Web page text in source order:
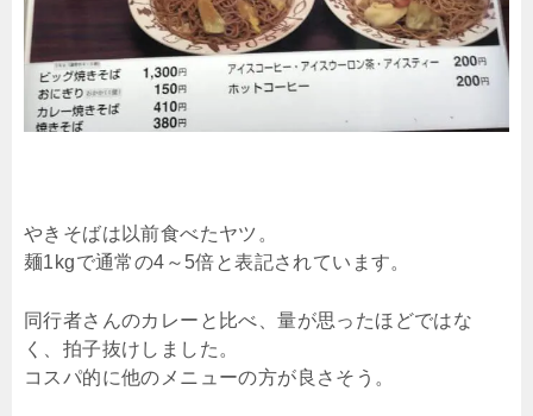
やきそばは以前食べたヤツ。
麺1kgで通常の4～5倍と表記されています。
同行者さんのカレーと比べ、量が思ったほどではな
く、拍子抜けしました。
コスパ的に他のメニューの方が良さそう。